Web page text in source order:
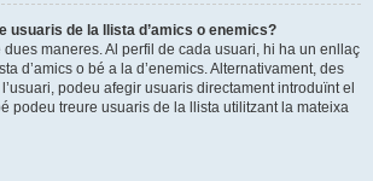
usuaris de la llista d’amics o enemics?
maneres. Al perfil de cada usuari, hi ha un enllaç
d’amics o bé a la d’enemics. Alternativament, des
podeu afegir usuaris directament introduïnt el
podeu treure usuaris de la llista utilitzant la mateixa